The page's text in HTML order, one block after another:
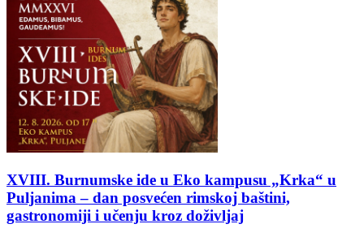
XVIII. Burnumske ide u Eko kampusu „Krka“ u
Puljanima – dan posvećen rimskoj baštini,
gastronomiji i učenju kroz doživljaj